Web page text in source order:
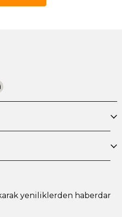
yeniliklerden haberdar